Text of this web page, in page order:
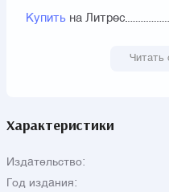
Купить на Литрес
Читать
Характеристики
Издательство:
Год издания: